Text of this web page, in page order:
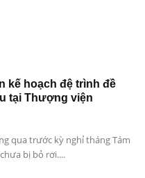
kế hoạch đệ trình đề
tại Thượng viện
qua trước kỳ nghỉ tháng Tám
bị bỏ rơi....